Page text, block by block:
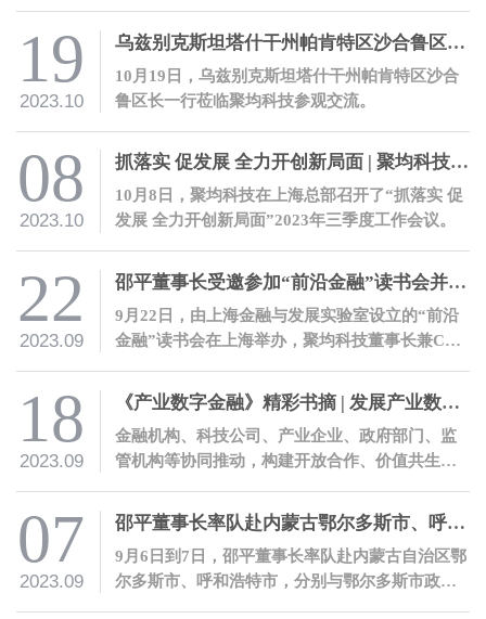
19
2023.10
乌兹别克斯坦塔什干州帕肯特区沙合鲁区长一行莅临聚均科技参观交流
10月19日，乌兹别克斯坦塔什干州帕肯特区沙合
鲁区长一行莅临聚均科技参观交流。
08
2023.10
抓落实 促发展 全力开创新局面 | 聚均科技召开2023年三季度工作会议
10月8日，聚均科技在上海总部召开了“抓落实 促
发展 全力开创新局面”2023年三季度工作会议。
22
2023.09
邵平董事长受邀参加“前沿金融”读书会并发表主题演讲
9月22日，由上海金融与发展实验室设立的“前沿
金融”读书会在上海举办，聚均科技董事长兼CEO
进行主题发言。
18
2023.09
《产业数字金融》精彩书摘 | 发展产业数字金融的十条建议
金融机构、科技公司、产业企业、政府部门、监
管机构等协同推动，构建开放合作、价值共生的
07
2023.09
邵平董事长率队赴内蒙古鄂尔多斯市、呼和浩特市，与当地政府机构、金融机构、地方企业开展交流
9月6日到7日，邵平董事长率队赴内蒙古自治区鄂
尔多斯市、呼和浩特市，分别与鄂尔多斯市政府